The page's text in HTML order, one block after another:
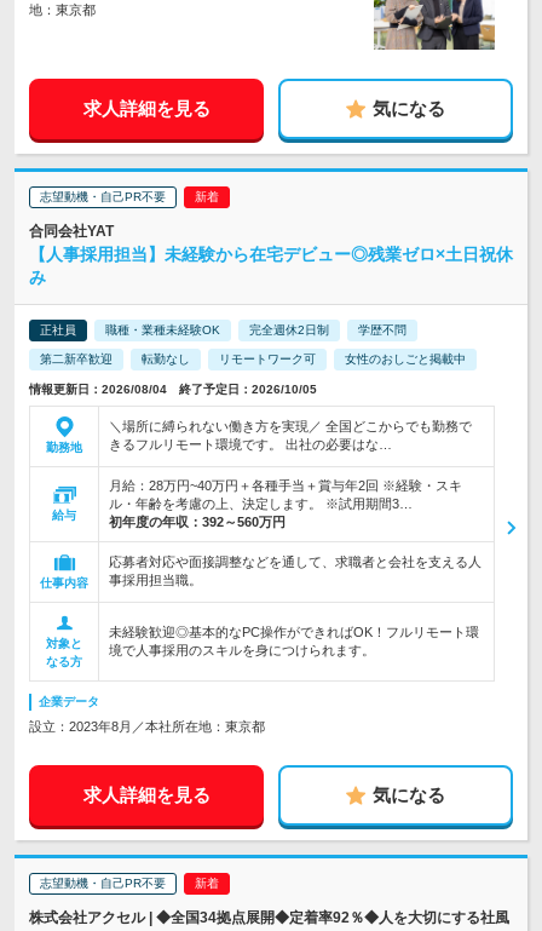
地：東京都
求人詳細を見る 気になる
志望動機・自己PR不要
合同会社YAT
【人事採用担当】未経験から在宅デビュー◎残業ゼロ×土日祝休
み
正社員 職種・業種未経験OK 完全週休2日制 学歴不問
第二新卒歓迎 転勤なし リモートワーク可 女性のおしごと掲載中
情報更新日：2026/08/04 終了予定日：2026/10/05
勤務地
＼場所に縛られない働き方を実現／ 全国どこからでも勤務で
きるフルリモート環境です。 出社の必要はな…
給与
月給：28万円~40万円＋各種手当＋賞与年2回 ※経験・スキ
ル・年齢を考慮の上、決定します。 ※試用期間3…
初年度の年収： 392～560万円
仕事内容
応募者対応や面接調整などを通して、求職者と会社を支える人
事採用担当職。
対象と
なる方
未経験歓迎◎基本的なPC操作ができればOK！フルリモート環
境で人事採用のスキルを身につけられます。
企業データ
設立：2023年8月／本社所在地：東京都
求人詳細を見る 気になる
志望動機・自己PR不要
株式会社アクセル | ◆全国34拠点展開◆定着率92％◆人を大切にする社風